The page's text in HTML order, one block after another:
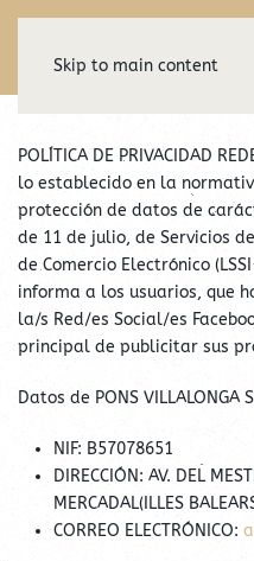
Skip to main content
POLÍTICA DE PRIVACIDAD
lo establecido en la
protección de datos de
de 11 de julio, de Servicios
de Comercio Electrónico
informa a los usuarios, que
la/s Red/es Social/es
principal de publicitar sus
Datos de PONS VILLALONGA
NIF: B57078651
DIRECCIÓN: AV. DEL
MERCADAL(ILLES
CORREO ELECTRÓNICO: